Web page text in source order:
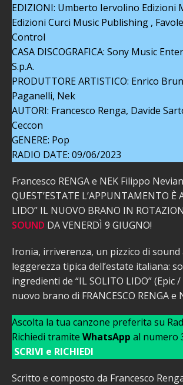
EDIZIONI: Umberto Iervolino Edizioni
Edizioni Curci Music Publishing ,
Control
CASA DISCOGRAFICA: Sony Music
S.p.A.
PRODUTTORE ARTISTICO: Enrico
Paganelli, Nek
AUTORI: Francesco Renga, Davide
Ceccon
GENERE: Pop
RADIO DATE: 09/06/2023
Francesco RENGA e NEK Filippo
QUEST’ESTATE L’APPUNTAMENTO È
LIDO” IL NUOVO BRANO IN
SOUND DA VENERDÌ 9 GIUGNO!
Ironia, irriverenza, un pizzico di sound
leggerezza tipica dell’estate italiana:
ingredienti de “IL SOLITO LIDO” (Epic
nuovo brano di FRANCESCO RENGA e
Ascolta la tua canzone preferita su
Richiedi tramite WhatsApp al numero
SCRIVI e RICHIEDI
Scritto e composto da Francesco